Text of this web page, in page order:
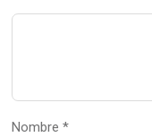
Nombre *